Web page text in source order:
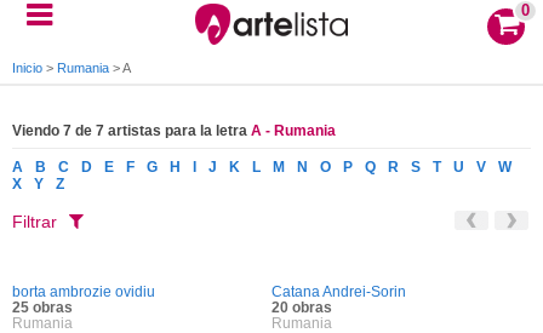
0
Inicio > Rumania >A
Viendo 7 de 7 artistas para la letra A - Rumania
A B C D E F G H J K L M N O P Q R S T U V
W
X
Y Z
Filtrar
borta ambrozie ovidiu
25 obras
Rumania
Catana Andrei-Sorin
20 obras
Rumania